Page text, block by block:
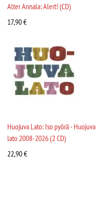
Alter Annala: Alert! (CD)
17,90€
Huojuva Lato: Iso pyörä - Huojuva
lato 2008-2026 (2 CD)
22,90€